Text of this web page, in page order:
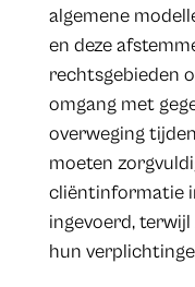
algemene
en deze
rechtsgebieden
omgang met
overweging
moeten
cliëntinformatie
ingevoerd,
hun